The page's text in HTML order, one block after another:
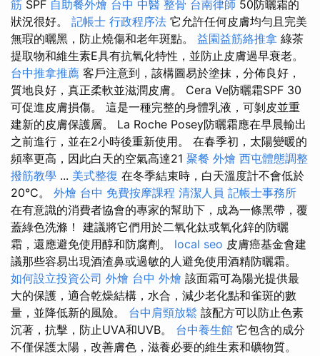
筋 SPF 自助餐外燴 台中 中醫 整骨 台南律師 50防曬霜的
狀況很好。 記帳士 行政程序法 它允許任何皮膚均勻且完美
無瑕的曬黑，防止燒傷和老年斑點。 益園益筋絡推拿 綠茶
提取物和維生素E具有抗氧化特性，並防止皮膚過早衰老。
台中推拿推薦 客戶注意到，該構圖易於塗抹，分佈良好，
質地良好，真正柔軟並滋潤皮膚。 Cera Ve防曬霜SPF 30
可促進皮膚損傷。 這是一種完整的身體乳液，可剝皮並重
建新的皮膚保護層。 La Roche Posey防曬霜應在早晨輸出
之前進行，並在2小時後重新使用。 在春季初，太陽變暖的
頻率更高，因此白天的空氣高達21 聚餐 外燴 西屯體態調整
撥筋教學 ... 美式整復 在冬季結束時，白天溫度計不會低於
20°C。 外燴 台中 免費按摩課程 清潔人員 記帳士事務所
在有意識的消費者協會的專家的幫助下，成為一條黑帶，覆
蓋綠色洗滌！ 建議將它們用於二氧化鈦或氧化鋅的防曬
霜，還應避免使用醇和防腐劑。 local seo 皮膚癌基金會建
議那些容易出現酒渣鼻或過敏的人避免使用酒精防曬霜。
如何設立投資公司 外燴 台中 外燴 該面霜可為陽光提供最
大的保護，適合乾燥結構，水合，減少老化點和雀斑的數
量，並降低新的風險。 台中肩頸放鬆 該配方可以防止色素
沉著，抗擊，防止UVA和UVB。 台中養生館 它包含的成分
不僅保護太陽，改善膚色，滋養必要的維生素和礦物質。